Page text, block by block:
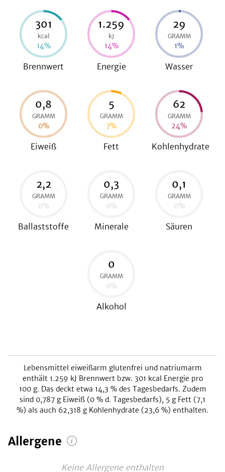
301
kcal
14%
Brennwert
1.259
kJ
14%
Energie
29
GRAMM
1%
Wasser
0,8
GRAMM
0%
Eiweiß
5
GRAMM
7%
Fett
62
GRAMM
24%
Kohlenhydrate
2,2
GRAMM
0%
Ballaststoffe
0,3
GRAMM
0%
Minerale
0,1
GRAMM
0%
Säuren
0
GRAMM
0%
Alkohol
Lebensmittel eiweißarm glutenfrei und natriumarm
enthält 1.259 kJ Brennwert bzw. 301 kcal Energie pro
100 g. Das deckt etwa 14,3 % des Tagesbedarfs. Zudem
sind 0,787 g Eiweiß (0 % d. Tagesbedarfs), 5 g Fett (7,1
%) als auch 62,318 g Kohlenhydrate (23,6 %) enthalten.
Allergene
Keine Allergene enthalten